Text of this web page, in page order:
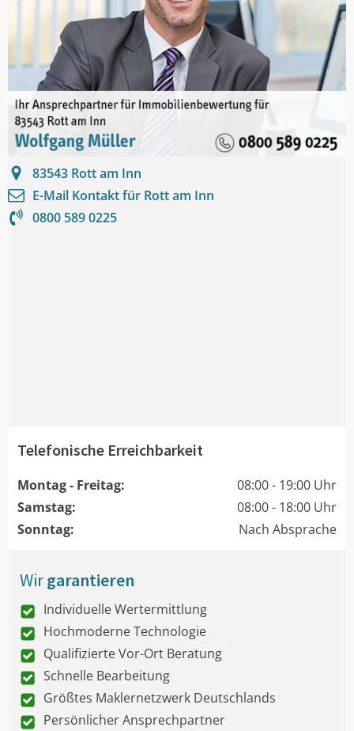
83543 Rott am Inn
E-Mail Kontakt für Rott am Inn
0800 589 0225
Telefonische Erreichbarkeit
Montag - Freitag:
08:00 - 19:00 Uhr
Samstag:
08:00 - 18:00 Uhr
Sonntag:
Nach Absprache
Wirgarantieren
Individuelle Wertermittlung
Hochmoderne Technologie
Qualifizierte Vor-Ort Beratung
Schnelle Bearbeitung
Größtes Maklernetzwerk Deutschlands
Persönlicher Ansprechpartner